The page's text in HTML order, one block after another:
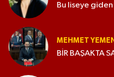
Bu liseye
MEHMET
BİR BAŞAKTA